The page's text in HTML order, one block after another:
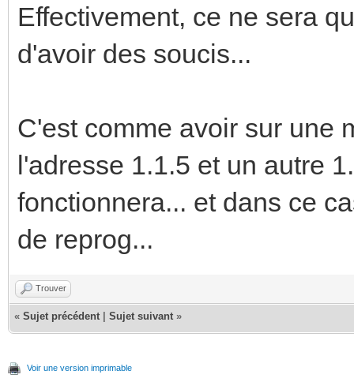
Effectivement, ce ne sera
d'avoir des soucis...
C'est comme avoir sur une
l'adresse 1.1.5 et un autre 1.
fonctionnera... et dans ce
de reprog...
Trouver
« Sujet précédent Sujet suivant »
Voir une version imprimable